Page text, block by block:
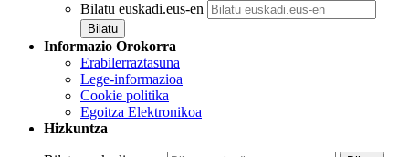
Bilatu euskadi.eus-en
Informazio Orokorra
Erabilerraztasuna
Lege-informazioa
Cookie politika
Egoitza Elektronikoa
Hizkuntza